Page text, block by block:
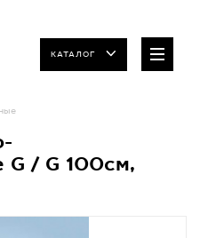
КАТАЛОГ
G / G 100cм,